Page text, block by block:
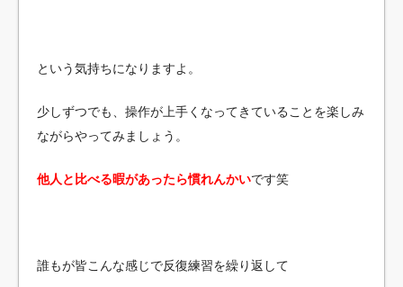
という気持ちになりますよ。
少しずつでも、操作が上手くなってきていることを楽しみ
ながらやってみましょう。
他人と比べる暇があったら慣れんかいです笑
誰もが皆こんな感じで反復練習を繰り返して